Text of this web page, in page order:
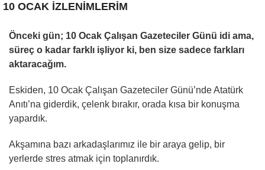
10 OCAK İZLENİMLERİM
Önceki gün; 10 Ocak Çalışan Gazeteciler Günü idi ama,
süreç o kadar farklı işliyor ki, ben size sadece farkları
aktaracağım.
Eskiden, 10 Ocak Çalışan Gazeteciler Günü’nde Atatürk
Anıtı’na giderdik, çelenk bırakır, orada kısa bir konuşma
yapardık.
Akşamına bazı arkadaşlarımız ile bir araya gelip, bir
yerlerde stres atmak için toplanırdık.